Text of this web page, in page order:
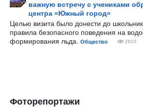
важную встречу с учениками
центра «Южный город»
Целью визита было донести до
правила безопасного поведения на
формирования льда.
Общество 2824
Фоторепортажи